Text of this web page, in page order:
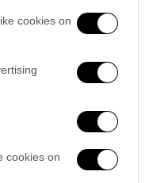
cookies on
cookies on
τις